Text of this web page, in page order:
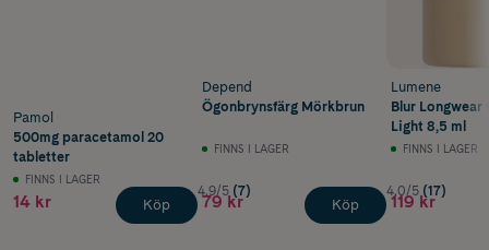
Pamol
500mg paracetamol 20
tabletter
FINNS I LAGER
14 kr Köp
Depend
Ögonbrynsfärg Mörkbrun
FINNS I LAGER
4.9/5 (7)
79 kr Köp
Lumene
Blur Longwear
Light 8,5 ml
FINNS I LAGER
4.0/5 (17)
119 kr